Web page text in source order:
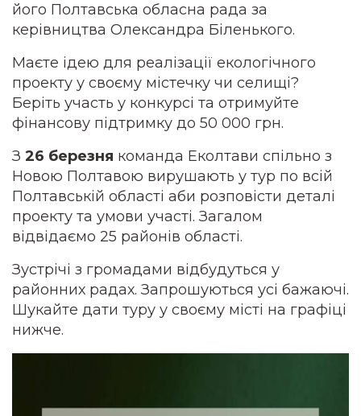
його Полтавська обласна рада за
керівництва Олександра Біленького.
Маєте ідею для реалізації екологічного
проекту у своєму містечку чи селищі?
Беріть участь у конкурсі та отримуйте
фінансову підтримку до 50 000 грн.
З 26 березня команда Еколтави спільно з
Новою Полтавою вирушають у тур по всій
Полтавській області аби розповісти деталі
проекту та умови участі. Загалом
відвідаємо 25 районів області.
Зустрічі з громадами відбудуться у
районних радах. Запрошуються усі бажаючі.
Шукайте дати туру у своєму місті на графіці
нижче.